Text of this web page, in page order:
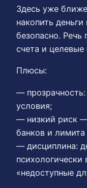
Здесь уже
накопить
безопасно. Речь
счета и
Плюсы:
— прозрачность:
условия;
— низкий риск
банков и лимита
— дисциплина:
психологически
«недоступные